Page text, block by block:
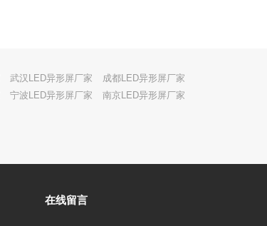
武汉LED异形屏厂家
成都LED异形屏厂家
宁波LED异形屏厂家
南京LED异形屏厂家
在线留言